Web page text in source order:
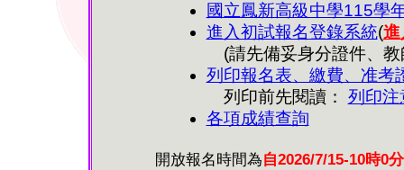
國立鳳新高級中學115學
進入初試報名登錄系統(進
(請先備妥身分證件、教
列印報名表、繳費、准考
列印前先閱讀： 列印注
各項成績查詢
開放報名時間為自2026/7/15-10時0